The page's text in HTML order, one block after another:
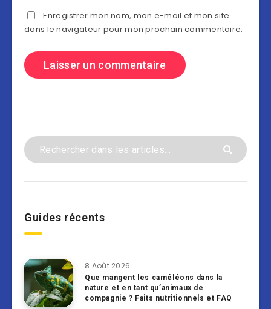
Enregistrer mon nom, mon e-mail et mon site
dans le navigateur pour mon prochain commentaire.
Guides récents
8 Août 2026
Que mangent les caméléons dans la
nature et en tant qu’animaux de
compagnie ? Faits nutritionnels et FAQ